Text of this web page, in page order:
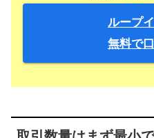
ループ
無料で